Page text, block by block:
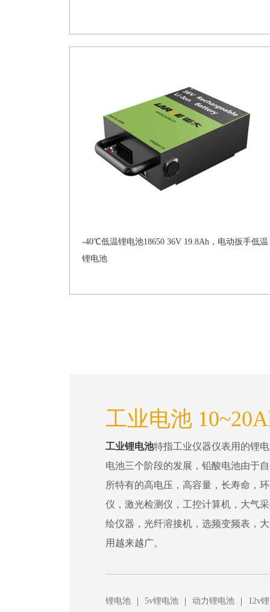
-40℃低温锂电池18650 36V 19.8Ah，电动扳手低温
锂电池
工业电池
工业锂电池特指工业仪器仪表用的锂
电池三个阶段的发展，铅酸电池由于
所特有的高电压，高容量，长寿命，
仪，激光检测仪，工控计算机，大气
绘仪器，光纤溶接机，选频变频表，
用越来越广。
锂电池 | 5v锂电池 | 动力锂电池 | 12v